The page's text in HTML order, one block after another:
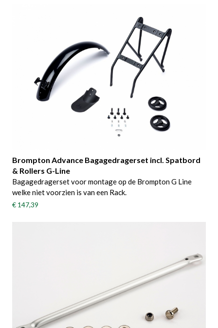
Brompton Advance Bagagedragerset incl. Spatbord
& Rollers G-Line
Bagagedragerset voor montage op de Brompton G Line
welke niet voorzien is van een Rack.
€ 147,39